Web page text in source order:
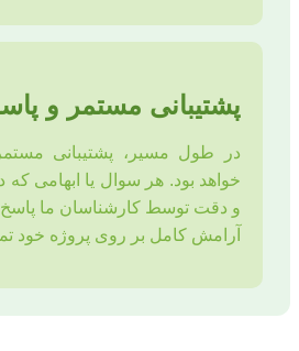
پشتیبانی مستمر و
در طول مسیر، پشتیبانی
خواهد بود. هر سوال یا ابهامی که
و دقت توسط کارشناسان ما پاسخ
آرامش کامل بر روی پروژه خود